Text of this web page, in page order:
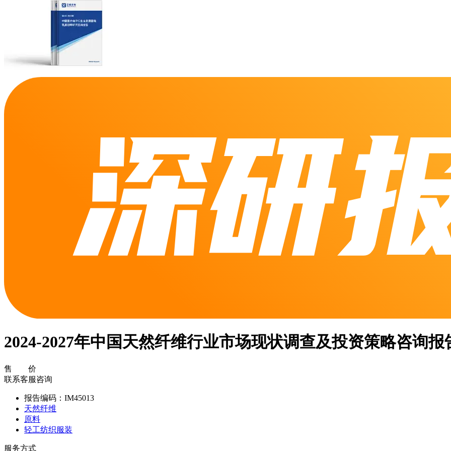
2024-2027年中国天然纤维行业市场现状调查及投资策略咨询报
售 价
联系客服咨询
报告编码：IM45013
天然纤维
原料
轻工纺织服装
服务方式